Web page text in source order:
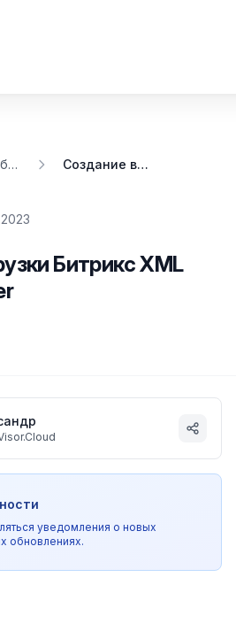
PHP разработка Создание выгрузки Битрикс XML через XmlWriter
Битрикс XML
уведомления о новых
обновлениях.